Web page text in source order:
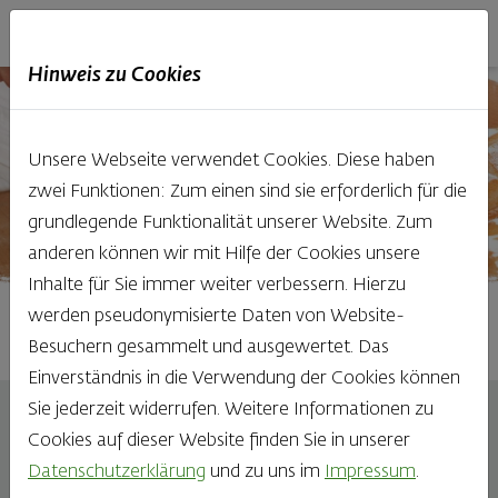
Ofenfrisches Brot & Gebäck von
Haubis
Werde Teil von unserem Team im
Bereich Herstellung & Lager
Backe süße Köstlichkeiten in der
Haubis Konditorei
Oder starte deine Karriere im
Lager oder in der Verpackung
Wir freuen uns dich
kennenzulernen!
Produktionsmitarbeiter:in
(m/w/d)
Hinweis zu Cookies
Unsere Webseite verwendet Cookies. Diese haben
zwei Funktionen: Zum einen sind sie erforderlich für die
grundlegende Funktionalität unserer Website. Zum
anderen können wir mit Hilfe der Cookies unsere
Inhalte für Sie immer weiter verbessern. Hierzu
werden pseudonymisierte Daten von Website-
Besuchern gesammelt und ausgewertet. Das
Einverständnis in die Verwendung der Cookies können
Sie jederzeit widerrufen. Weitere Informationen zu
Cookies auf dieser Website finden Sie in unserer
Datenschutzerklärung und zu uns im Impressum.